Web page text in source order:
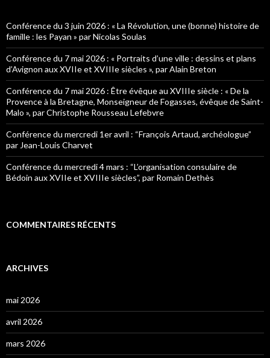
h
e
r
:
Conférence du 3 juin 2026 : « La Révolution, une (bonne) histoire de
famille : les Payan » par Nicolas Soulas
Conférence du 7 mai 2026 : « Portraits d’une ville : dessins et plans
d’Avignon aux XVIIe et XVIIIe siècles », par Alain Breton
Conférence du 7 mai 2026 : Être évêque au XVIIIe siècle : « De la
Provence à la Bretagne, Monseigneur de Fogasses, évêque de Saint-
Malo », par Christophe Rousseau Lefebvre
Conférence du mercredi 1er avril : “François Artaud, archéologue”
par Jean-Louis Charvet
Conférence du mercredi 4 mars : “L’organisation consulaire de
Bédoin aux XVIIe et XVIIIe siècles”, par Romain Dethès
COMMENTAIRES RÉCENTS
ARCHIVES
mai 2026
avril 2026
mars 2026